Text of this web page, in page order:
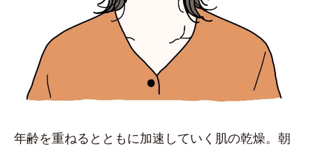
年齢を重ねるとともに加速していく肌の乾燥。朝